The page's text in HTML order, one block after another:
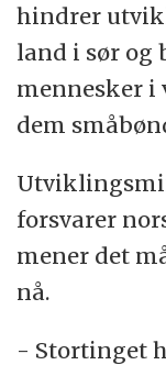
(Kilde:
hindrer
land i sør
mennesker i
dem
forsvarer
mener det
nå.
- Stortinget